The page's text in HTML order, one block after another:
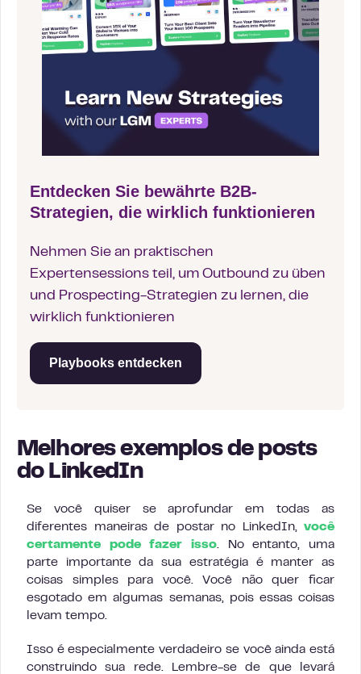
Entdecken Sie bewährte B2B-
Strategien, die wirklich funktionieren
Nehmen Sie an praktischen
Expertensessions teil, um Outbound zu üben
und Prospecting-Strategien zu lernen, die
wirklich funktionieren
Playbooks entdecken
Melhores exemplos de posts
do LinkedIn
Se você quiser se aprofundar em todas as
diferentes maneiras de postar no LinkedIn, você
certamente pode fazer isso. No entanto, uma
parte importante da sua estratégia é manter as
coisas simples para você. Você não quer ficar
esgotado em algumas semanas, pois essas coisas
levam tempo.
Isso é especialmente verdadeiro se você ainda está
construindo sua rede. Lembre-se de que levará